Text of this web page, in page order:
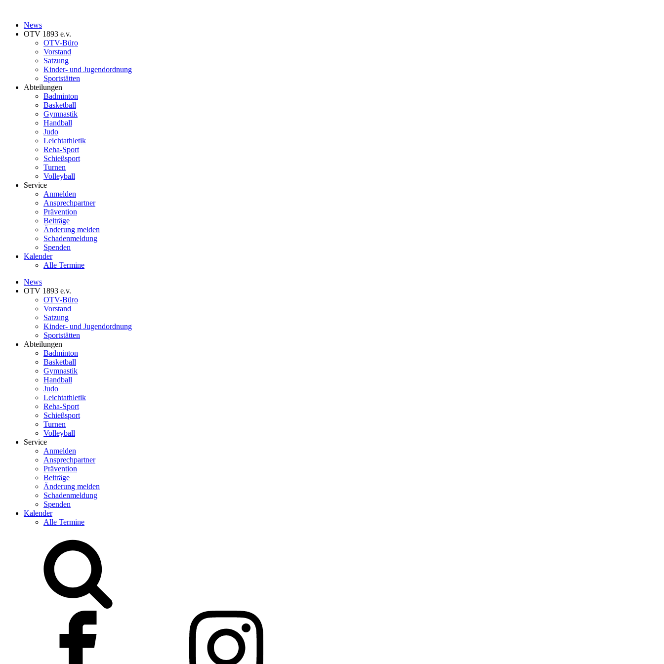
News
OTV 1893 e.v.
OTV-Büro
Vorstand
Satzung
Kinder- und Jugendordnung
Sportstätten
Abteilungen
Badminton
Basketball
Gymnastik
Handball
Judo
Leichtathletik
Reha-Sport
Schießsport
Turnen
Volleyball
Service
Anmelden
Ansprechpartner
Prävention
Beiträge
Änderung melden
Schadenmeldung
Spenden
Kalender
Alle Termine
News
OTV 1893 e.v.
OTV-Büro
Vorstand
Satzung
Kinder- und Jugendordnung
Sportstätten
Abteilungen
Badminton
Basketball
Gymnastik
Handball
Judo
Leichtathletik
Reha-Sport
Schießsport
Turnen
Volleyball
Service
Anmelden
Ansprechpartner
Prävention
Beiträge
Änderung melden
Schadenmeldung
Spenden
Kalender
Alle Termine